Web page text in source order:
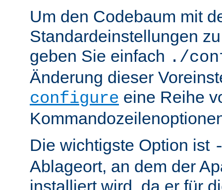
Um den Codebaum mit
Standardeinstellungen
geben Sie einfach ./
Änderung dieser
configure eine Reihe
Die wichtigste Option ist
Ablageort, an dem der
installiert wird, da er für